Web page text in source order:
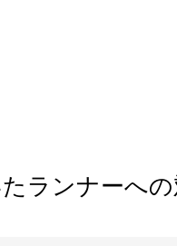
ランナーへ